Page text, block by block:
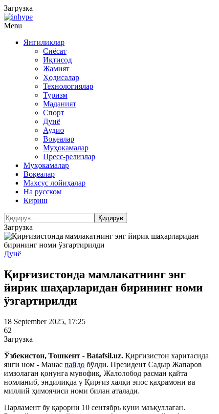
Загрузка
Menu
Янгиликлар
Сиёсат
Иқтисод
Жамият
Ҳодисалар
Технологиялар
Туризм
Маданият
Спорт
Дунё
Аудио
Воқеалар
Муҳокамалар
Пресс-релизлар
Муҳокамалар
Воқеалар
Махсус лойиҳалар
На русском
Кириш
Загрузка
Дунё
Қирғизистонда мамлакатнинг энг
йирик шаҳарларидан бирининг номи
ўзгартирилди
18 September 2025, 17:25
62
Загрузка
Ўзбекистон, Тошкент - Batafsil.uz. Қирғизистон харитасида
янги ном - Манас пайдо бўлди. Президент Садыр Жапаров
имзолаган қонунга мувофиқ, Жалолобод расман қайта
номланиб, эндиликда у Қирғиз халқи эпос қаҳрамони ва
миллий ҳимоячиси номи билан аталади.
Парламент бу қарорни 10 сентябрь куни маъқуллаган.